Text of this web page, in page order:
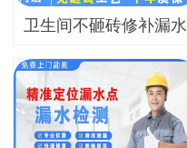
卫生间不砸砖修补漏水